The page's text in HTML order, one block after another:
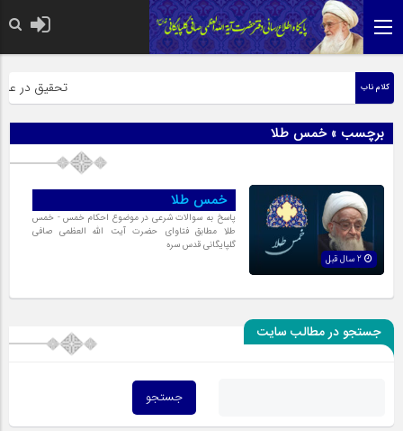
کلام ناب تحقیق در
برچسب » خمس طلا
خمس طلا
پاسخ به سوالات شرعی در موضوع احکام خمس - خمس
طلا مطابق فتاوای حضرت آیت الله العظمی صافی
گلپایگانی قدس سره
جستجو در مطالب سایت